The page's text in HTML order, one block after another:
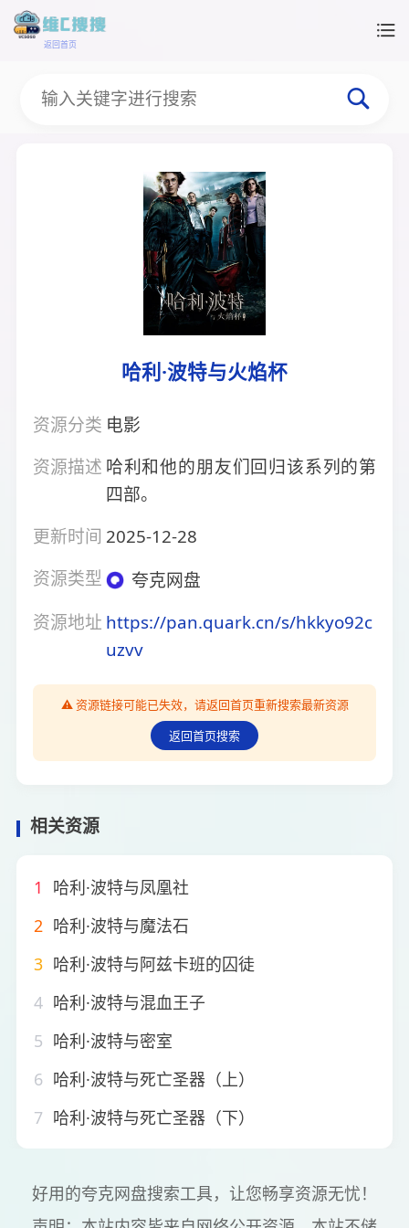
返回首页
哈利·波特与火焰杯
资源分类 电影
资源描述 哈利和他的朋友们回归该系列的第
四部。
更新时间 2025-12-28
资源类型
夸克网盘
资源地址 https://pan.quark.cn/s/hkkyo92c
uzvv
⚠️ 资源链接可能已失效，请返回首页重新搜索最新资源
返回首页搜索
相关资源
1
哈利·波特与凤凰社
2 哈利·波特与魔法石
3 哈利·波特与阿兹卡班的囚徒
4 哈利·波特与混血王子
5 哈利·波特与密室
6 哈利·波特与死亡圣器（上）
7 哈利·波特与死亡圣器（下）
好用的夸克网盘搜索工具，让您畅享资源无忧！